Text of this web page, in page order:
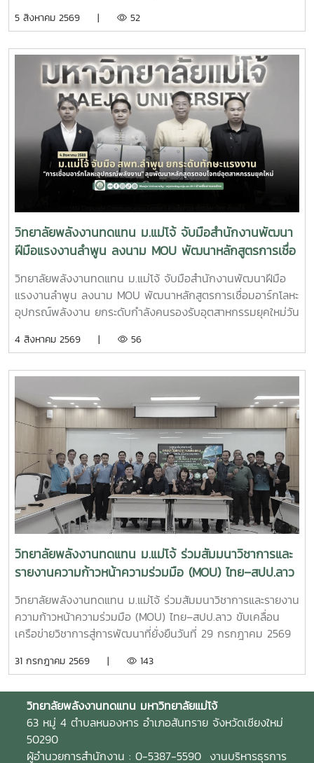
นักเรียนได้รับข้อมูลที่ครบถ้วนสำหรับการวางแผนศึกษาต่อใน
เป็นกันเอง นักเรียนให้ความสนใจรับฟังข้อมูล ซักถาม แลก
เปลี่ยนความคิดเห็นกับคณาจารย์ และเยี่ยมชมเครื่องมือด้าน
พลังงานอย่างใกล้ชิด ซึ่งช่วยสร้างแรงบันดาลใจและเปิดมุมมอง
ใหม่ในการเลือกเส้นทางการศึกษาต่อ วิทยาลัยพลังงาน
ทดแทน มหาวิทยาลัยแม่โจ้ มุ่งมั่นเป็นแหล่งเรียนรู้ด้านพลังงาน
สะอาดและนวัตกรรม พร้อมพัฒนากำลังคนที่มีคุณภาพ เพื่อร่วม
ขับเคลื่อนการพัฒนาพลังงานของประเทศและสร้างสังคมที่ยั่งยืน
ในอนาคต
ช่วยศาสตราจารย์ ดร.ภคมน ปินตานา อาจารย์ประจำวิทยาลัย
APPTech EXPO 2026 : พลังเทคโนโลยีที่เหมาะสม เพื่อการ
พัฒนาชุมชนพื้นที่ “สร้างนวัตกรชุมชน ขับเคลื่อนเศรษฐกิจ
ฐานรากอย่างยั่งยืน” ณ โรงแรมเซ็นทารา แกรนด์ แอท เซ็นทรัล
พลาซา ลาดพร้าว กรุงเทพมหานครภายในงานมีการนำเสนอ
แนวคิดและแนวทางการขับเคลื่อน Appropriate Technology
(AppTech) เพื่อยกระดับเศรษฐกิจฐานราก โดยมุ่งเชื่อมโยงองค์
ความรู้จากสถาบันการศึกษาสู่การใช้ประโยชน์ในชุมชน ผ่านการ
พัฒนาเทคโนโลยีที่เหมาะสม การสร้างนวัตกรชุมชน และการ
พัฒนา แพลตฟอร์ม AppTech ซึ่งเป็นระบบสนับสนุนการ
ถ่ายทอดเทคโนโลยี การเชื่อมโยงเครือข่ายความร่วมมือ และการ
สร้างโอกาสในการเพิ่มรายได้ให้แก่ประชาชนอย่างยั่งยืนประเด็น
สำคัญภายในงาน ประกอบด้วย - การพัฒนาเทคโนโลยีที่เหมาะ
สม (Appropriate Technology) เพื่อการพัฒนาชุมชน- การ
สร้างและพัฒนานวัตกรชุมชนเพื่อขับเคลื่อนเศรษฐกิจฐานราก -
การประยุกต์ใช้แพลตฟอร์ม AppTech เพื่อถ่ายทอดองค์ความรู้
และเชื่อมโยงเครือข่าย - การแลกเปลี่ยนประสบการณ์ระหว่าง
พัฒนาชุมชน การเข้าร่วมประชุมครั้งนี้นับเป็นโอกาสสำคัญในการ
พร้อมแลกเปลี่ยนองค์ความรู้กับเครือข่ายผู้เชี่ยวชาญ ซึ่งสามารถ
นำมาประยุกต์ใช้ในการสนับสนุนพันธกิจของวิทยาลัยพลังงาน
ทดแทน ทั้งด้านการวิจัย การบริการวิชาการ และการถ่ายทอด
เทคโนโลยีสู่ชุมชน เพื่อยกระดับคุณภาพชีวิตของประชาชนและ
สร้างการพัฒนาที่ยั่งยืนวิทยาลัยพลังงานทดแทน มหาวิทยาลัย
แม่โจ้ มุ่งมั่นพัฒนาองค์ความรู้และนวัตกรรมด้านพลังงานและ
เทคโนโลยีที่เหมาะสม เพื่อสร้างผลกระทบเชิงบวกต่อสังคม
ชุมชน และเศรษฐกิจฐานราก พร้อมขับเคลื่อนการพัฒนาประเทศ
สู่ความยั่งยืน
5 สิงหาคม 2569 | 52
วิทยาลัยพลังงานทดแทน ม.แม่โจ้ จับมือสำนักงานพัฒนา
ฝีมือแรงงานลำพูน ลงนาม MOU พัฒนาหลักสูตรการเชื่อ
มอาร์กโลหะอุปกรณ์พลังงาน ยกระดับกำลังคนรองรับ
อุตสาหกรรมยุคใหม่
วิทยาลัยพลังงานทดแทน ม.แม่โจ้ จับมือสำนักงานพัฒนาฝีมือ
แรงงานลำพูน ลงนาม MOU พัฒนาหลักสูตรการเชื่อมอาร์กโลหะ
อุปกรณ์พลังงาน ยกระดับกำลังคนรองรับอุตสาหกรรมยุคใหม่วัน
พลังงานทดแทน ร่วมกับ สำนักงานพัฒนาฝีมือแรงงานลำพูน
(Memorandum of Understanding : MOU) ณ ห้องประชุม
รวงผึ้ง ชั้น 5 สำนักงานมหาวิทยาลัย มหาวิทยาลัยแม่โจ้ พิธีลง
นามได้รับเกียรติจาก ผู้ช่วยศาสตราจารย์ ดร.สุริยจรัส เตชะตัน
มีนสกุล รองอธิการบดีมหาวิทยาลัยแม่โจ้ (ผู้แทนอธิการบดี) และ
นายกษิดิจ ทับทิม ผู้อำนวยการสำนักงานพัฒนาฝีมือแรงงาน
ลำพูน เป็นผู้ลงนามร่วมกัน โดยมี ผู้ช่วยศาสตราจารย์ ดร.นิ
กราน หอมดวง คณบดีวิทยาลัยพลังงานทดแทน มหาวิทยาลัยแม่
โจ้และ นายเกรียงศักดิ์ ธรรมวัตร ผู้อำนวยการกลุ่มงานพัฒนา
ฝีมือแรงงาน ร่วมลงนามเป็นพยาน ความร่วมมือในครั้งนี้มีเป้า
หมายในการพัฒนาและปรับปรุงหลักสูตร “การเชื่อมอาร์กโลหะ
อุปกรณ์ทางพลังงานและอุตสาหกรรมด้วยมือ” ให้สอดคล้องกับ
มาตรฐานวิชาชีพและความต้องการของภาคอุตสาหกรรม พร้อม
ทั้งร่วมกันจัดฝึกอบรมและทดสอบมาตรฐานฝีมือแรงงานให้แก่
นักศึกษา แรงงาน และผู้สนใจทั่วไป เพื่อยกระดับทักษะวิชาชีพและ
เพิ่มขีดความสามารถของกำลังคนไทยความร่วมมือครอบคลุม
การดำเนินงานในด้านต่าง ๆ ได้แก่- พัฒนาและปรับปรุงหลักสูตร
ด้านการเชื่อมอาร์กโลหะอุปกรณ์พลังงานและอุตสาหกรรม -
อบรม- พัฒนากำลังคนให้มีทักษะตรงตามความต้องการของ
สถานประกอบการและตลาดแรงงาน ความร่วมมือครั้งนี้สะท้อน
ถึงความมุ่งมั่นของวิทยาลัยพลังงานทดแทน มหาวิทยาลัยแม่โจ้
ในการบูรณาการความร่วมมือกับหน่วยงานภาครัฐ เพื่อผลิตและ
4 สิงหาคม 2569 | 56
วิทยาลัยพลังงานทดแทน ม.แม่โจ้ ร่วมสัมมนาวิชาการและ
รายงานความก้าวหน้าความร่วมมือ (MOU) ไทย–สปป.ลาว
ขับเคลื่อนเครือข่ายวิชาการสู่การพัฒนาที่ยั่งยืน
วิทยาลัยพลังงานทดแทน ม.แม่โจ้ ร่วมสัมมนาวิชาการและรายงาน
ความก้าวหน้าความร่วมมือ (MOU) ไทย–สปป.ลาว ขับเคลื่อน
เครือข่ายวิชาการสู่การพัฒนาที่ยั่งยืนวันที่ 29 กรกฎาคม 2569
ศาสตราจารย์ ดร.นิกราน หอมดวง คณบดีวิทยาลัยพลังงาน
รองคณบดีฝ่ายบริหาร, ผู้ช่วยศาสตราจารย์ ดร.ยิ่งรักษ์ อรรถเวช
กุล รองคณบดีฝ่ายวิจัยและบริการวิชาการคณาจารย์ บุคลากร
และนักศึกษาระดับบัณฑิตศึกษา เข้าร่วมกิจกรรม สัมมนาวิชาการ
และการรายงานความก้าวหน้าความร่วมมือ (MOU) ระหว่าง
31 กรกฎาคม 2569 | 143
วิทยาลัยพลังงานทดแทน มหาวิทยาลัยแม่โจ้
63 หมู่ 4 ตำบลหนองหาร อำเภอสันทราย จังหวัดเชียงใหม่
50290
ผู้อำนวยการสำนักงาน : 0-5387-5590 งานบริหารธุรการ